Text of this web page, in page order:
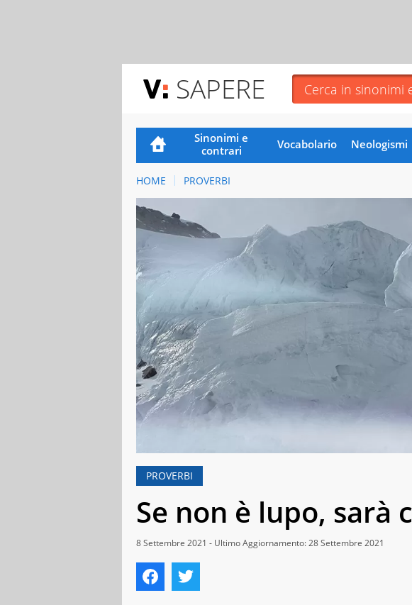
SAPERE
Sinonimi e
contrari
Vocabolario Neologismi
HOME PROVERBI
PROVERBI
Se non è lupo, sarà
8 Settembre 2021 - Ultimo Aggiornamento: 28 Settembre 2021